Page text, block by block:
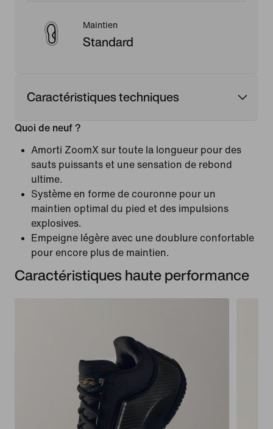
Maintien
Standard
Caractéristiques techniques
Quoi de neuf ?
Amorti ZoomX sur toute la longueur pour des
sauts puissants et une sensation de rebond
ultime.
Système en forme de couronne pour un
maintien optimal du pied et des impulsions
explosives.
Empeigne légère avec une doublure confortable
pour encore plus de maintien.
Caractéristiques haute performance